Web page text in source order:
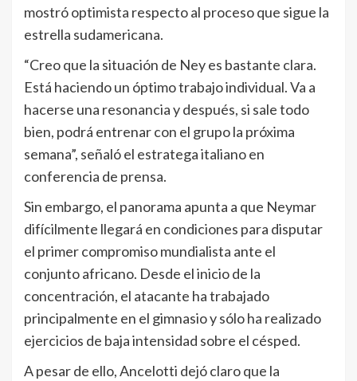
mostró optimista respecto al proceso que sigue la
estrella sudamericana.
“Creo que la situación de Ney es bastante clara.
Está haciendo un óptimo trabajo individual. Va a
hacerse una resonancia y después, si sale todo
bien, podrá entrenar con el grupo la próxima
semana”, señaló el estratega italiano en
conferencia de prensa.
Sin embargo, el panorama apunta a que Neymar
difícilmente llegará en condiciones para disputar
el primer compromiso mundialista ante el
conjunto africano. Desde el inicio de la
concentración, el atacante ha trabajado
principalmente en el gimnasio y sólo ha realizado
ejercicios de baja intensidad sobre el césped.
A pesar de ello, Ancelotti dejó claro que la